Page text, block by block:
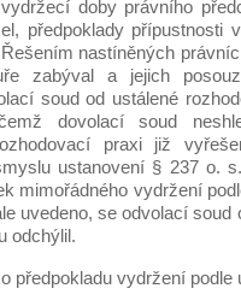
doby právního
předpoklady přípustnosti
nastíněných
zabýval a jejich
soud od ustálené
dovolací soud
praxi již
ustanovení § 237 o.
mimořádného vydržení
uvedeno, se odvolací soud
odchýlil.
předpokladu vydržení podle